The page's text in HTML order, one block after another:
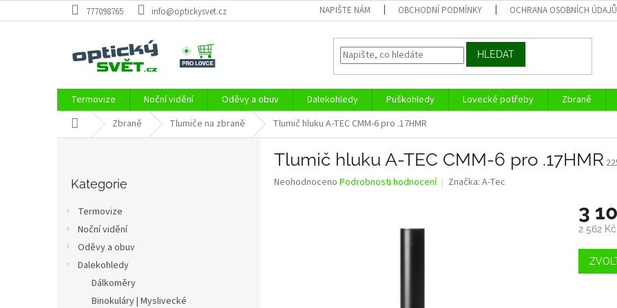
na
777098765 info@optickysvet.cz NAPIŠTE NÁM OBCHODNÍ PODMÍNKY OCHRANA OSOBNÍCH ÚDAJŮ
HLEDAT
Termovize Noční vidění Oděvy a obuv Dalekohledy Puškohledy Lovecké potřeby Zbraně
Domů Zbraně Tlumiče na zbraně Tlumič hluku A-TEC CMM-6 pro .17HMR
kategorie
Kategorie
Termovize
Noční vidění
Oděvy a obuv
Dalekohledy
Dálkoměry
Binokuláry | Myslivecké
Tlumič hluku A-TEC CMM-6 pro .17HMR
Průměrné
Neohodnoceno Podrobnosti hodnocení Značka: A-Tec
3
2 562
Měrná
cena: